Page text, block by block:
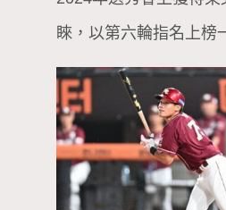
睞，以第六輪指名上榜